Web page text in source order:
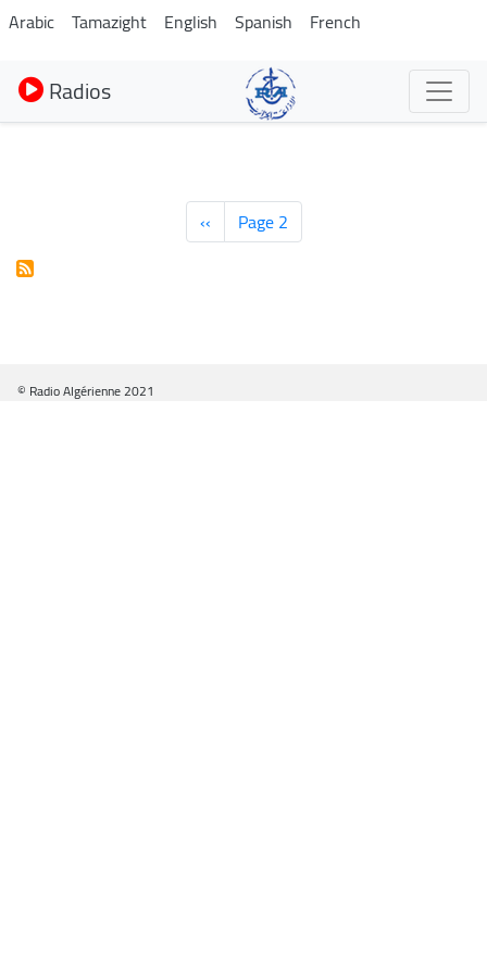
Aller
au
contenu
principal
Arabic Tamazight English Spanish French
Radios
Page
précédente
‹‹ Page 2
© Radio Algérienne 2021